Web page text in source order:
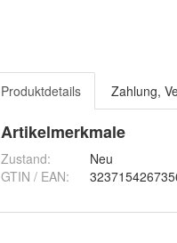
Produktdetails Zahlung,
Artikelmerkmale
Zustand:
Neu
GTIN / EAN: